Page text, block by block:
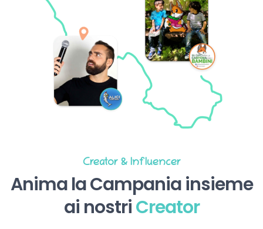
Creator & Influencer
Anima la Campania insieme
ai nostriCreator